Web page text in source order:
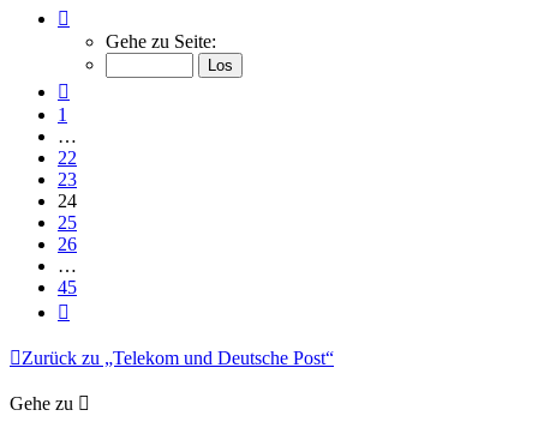
24
von
Gehe zu Seite:
1
…
22
23
24
25
26
…
45
Zurück zu „Telekom und Deutsche Post“
Gehe zu